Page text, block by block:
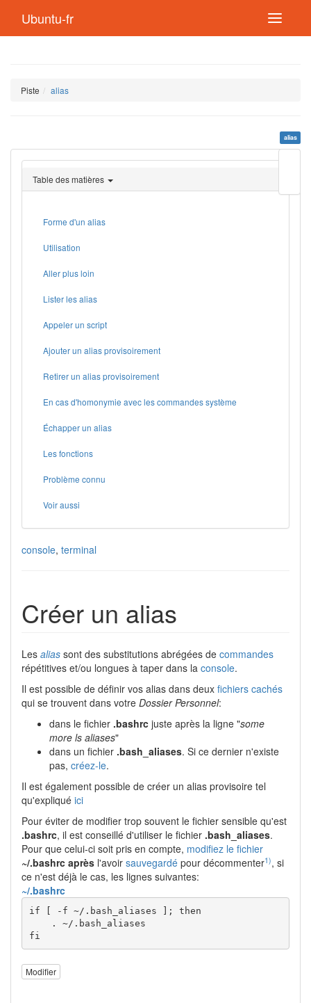
Ubuntu-fr
Piste alias
alias
page
Table des matières
Forme d'un alias
Utilisation
Aller plus loin
Lister les alias
Appeler un script
Ajouter un alias provisoirement
Retirer un alias provisoirement
En cas d'homonymie avec les commandes système
Échapper un alias
Les fonctions
Problème connu
Voir aussi
console, terminal
Créer un alias
Les alias sont des substitutions abrégées de commandes
répétitives et/ou longues à taper dans la console.
Il est possible de définir vos alias dans deux fichiers cachés
qui se trouvent dans votre Dossier Personnel:
dans le fichier .bashrc juste après la ligne "some
more ls aliases"
dans un fichier .bash_aliases. Si ce dernier n'existe
pas, créez-le.
Il est également possible de créer un alias provisoire tel
qu'expliqué ici
Pour éviter de modifier trop souvent le fichier sensible qu'est
.bashrc, il est conseillé d'utiliser le fichier .bash_aliases.
Pour que celui-ci soit pris en compte, modifiez le fichier
~/.bashrc après l'avoir sauvegardé pour décommenter1), si
ce n'est déjà le cas, les lignes suivantes:
~/.bashrc
if [ -f ~/.bash_aliases ]; then
    . ~/.bash_aliases
fi
Modifier